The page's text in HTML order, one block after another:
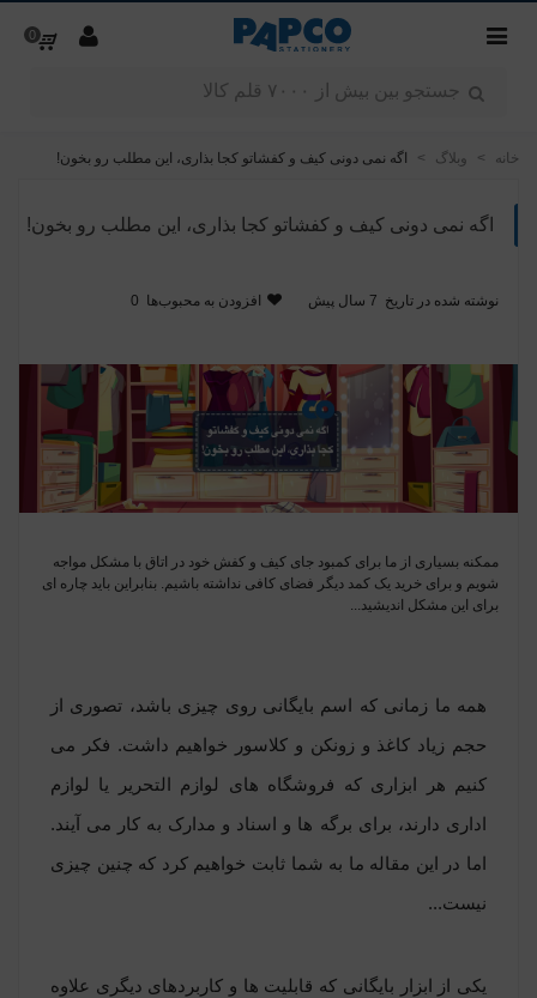
0
خانه > وبلاگ > اگه نمی دونی کیف و کفشاتو کجا بذاری، این مطلب رو بخون!
اگه نمی دونی کیف و کفشاتو کجا بذاری، این مطلب رو بخون!
نوشته شده در تاریخ 7 سال پیش افزودن به محبوب‌ها 0
ممکنه بسیاری از ما برای کمبود جای کیف و کفش خود در اتاق با مشکل مواجه
شویم و برای خرید یک کمد دیگر فضای کافی نداشته باشیم. بنابراین باید چاره ای
برای این مشکل اندیشید...
همه ما زمانی که اسم بایگانی روی چیزی باشد، تصوری از
حجم زیاد کاغذ و زونکن و کلاسور خواهیم داشت. فکر می
کنیم هر ابزاری که فروشگاه های لوازم التحریر یا لوازم
اداری دارند، برای برگه ها و اسناد و مدارک به کار می آیند.
اما در این مقاله ما به شما ثابت خواهیم کرد که چنین چیزی
نیست...
یکی از ابزار بایگانی که قابلیت ها و کاربردهای دیگری علاوه